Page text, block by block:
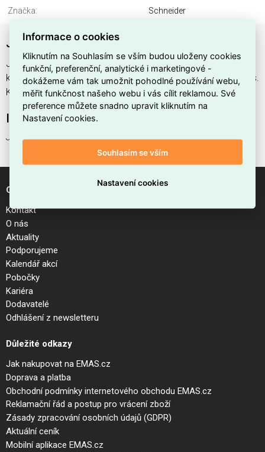
Značka: Schneider
Jistič 4P 25A C
Jistič 4P 25A C , výrobce Schneider, EAN 3606480094330,
kód dodavatele A9F77425. Jistič 4P 25A C nabízíme od 1 ks.
Kód EMAS Jistič 4P 25A C je ELOSOS1871685.
Interní název produktu
Jistič 4P 25A C
O společnosti
Kontakt
O nás
Aktuality
Podporujeme
Kalendář akcí
Pobočky
Kariéra
Dodavatelé
Odhlášení z newsletteru
Důležité odkazy
Jak nakupovat na EMAS.cz
Doprava a platba
Obchodní podmínky internetového obchodu EMAS.cz
Reklamační řád a postup pro vrácení zboží
Zásady zpracování osobních údajů (GDPR)
Aktuální ceník
Mobilní aplikace EMAS.cz
Informace o cookies
Kliknutím na Souhlasím se vším budou uloženy cookies
funkční, preferenční, analytické i marketingové -
dokážeme vám tak umožnit pohodlné používání webu,
měřit funkčnost našeho webu i vás cílit reklamou. Své
preference můžete snadno upravit kliknutím na
Nastavení cookies.
Souhlasím se vším
Nastavení cookies